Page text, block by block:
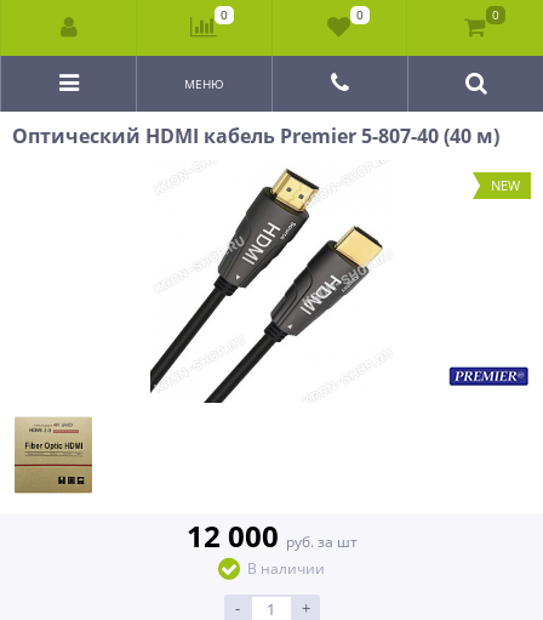
МЕНЮ
Оптический HDMI кабель Premier 5-807-40 (40 м)
NEW
12 000 руб. за шт
В наличии
- +
0 0 0